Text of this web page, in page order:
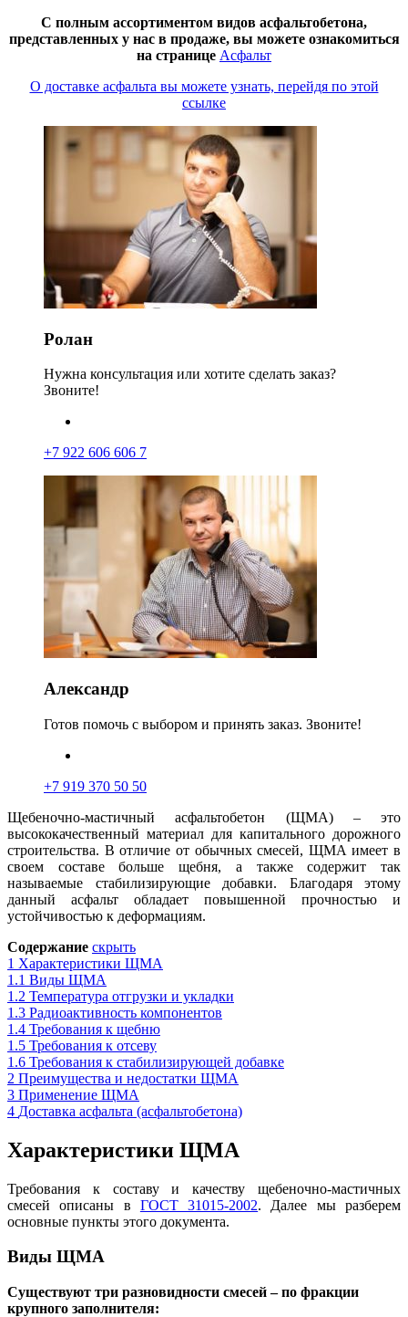
С полным ассортиментом видов асфальтобетона,
представленных у нас в продаже, вы можете ознакомиться
на странице Асфальт
О доставке асфальта вы можете узнать, перейдя по этой
ссылке
Ролан
Нужна консультация или хотите сделать заказ?
Звоните!
+7 922 606 606 7
Александр
Готов помочь с выбором и принять заказ. Звоните!
+7 919 370 50 50
Щебеночно-мастичный асфальтобетон (ЩМА) – это
высококачественный материал для капитального дорожного
строительства. В отличие от обычных смесей, ЩМА имеет в
своем составе больше щебня, а также содержит так
называемые стабилизирующие добавки. Благодаря этому
данный асфальт обладает повышенной прочностью и
устойчивостью к деформациям.
Содержание скрыть
1 Характеристики ЩМА
1.1 Виды ЩМА
1.2 Температура отгрузки и укладки
1.3 Радиоактивность компонентов
1.4 Требования к щебню
1.5 Требования к отсеву
1.6 Требования к стабилизирующей добавке
2 Преимущества и недостатки ЩМА
3 Применение ЩМА
4 Доставка асфальта (асфальтобетона)
Характеристики ЩМА
Требования к составу и качеству щебеночно-мастичных
смесей описаны в ГОСТ 31015-2002. Далее мы разберем
основные пункты этого документа.
Виды ЩМА
Существуют три разновидности смесей – по фракции
крупного заполнителя: